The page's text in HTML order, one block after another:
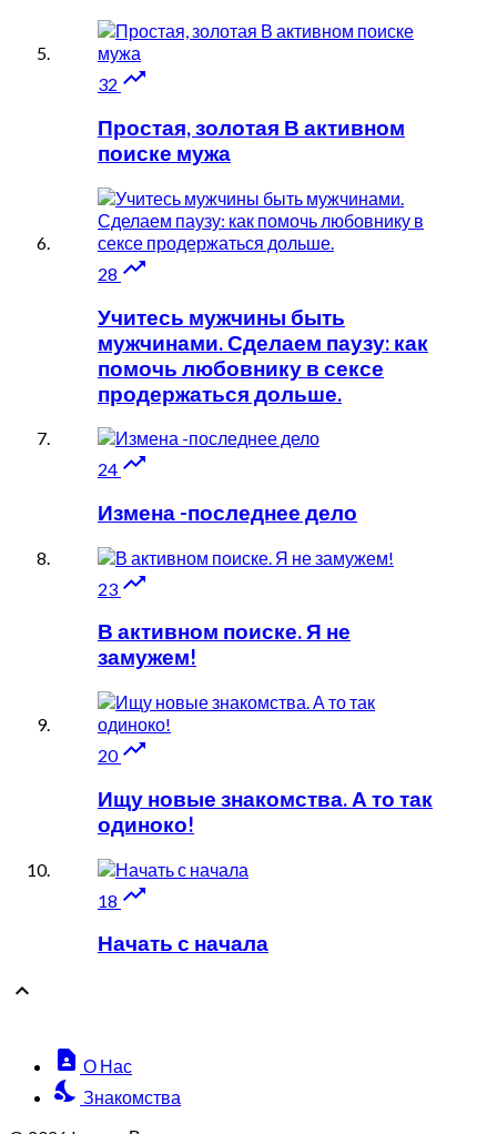
32 
Простая, золотая В активном
поиске мужа
28 
Учитесь мужчины быть
мужчинами. Сделаем паузу: как
помочь любовнику в сексе
продержаться дольше.
24 
Измена -последнее дело
23 
В активном поиске. Я не
замужем!
20 
Ищу новые знакомства. А то так
одиноко!
18 
Начать с начала

contact_page О Нас
nights_stay Знакомства